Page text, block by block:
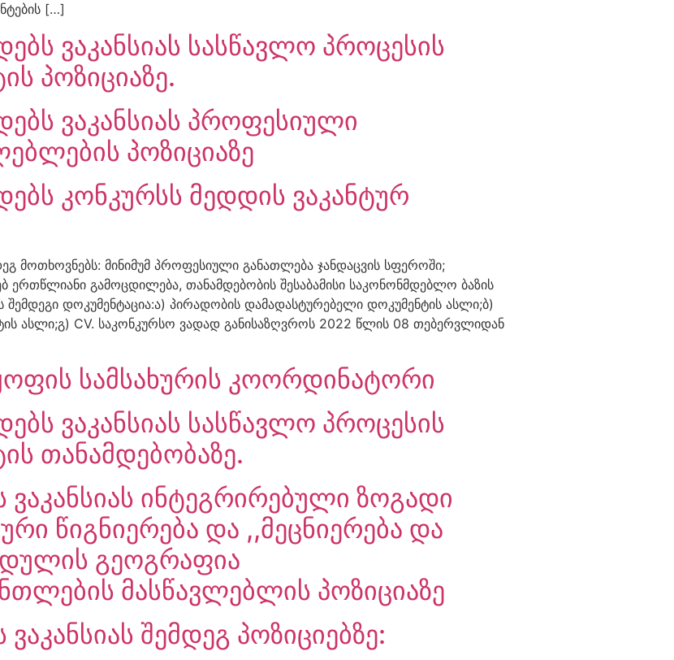
[…]
ვაკანსიას სასწავლო პროცესის
პოზიციაზე.
ვაკანსიას პროფესიული
პოზიციაზე
კონკურსს მედდის ვაკანტურ
მოთხოვნებს: მინიმუმ პროფესიული განათლება ჯანდაცვის სფეროში;
ერთწლიანი გამოცდილება, თანამდებობის შესაბამისი საკონონმდებლო ბაზის
დოკუმენტაცია:ა) პირადობის დამადასტურებელი დოკუმენტის ასლი;ბ)
ასლი;გ) CV. საკონკურსო ვადად განისაზღვროს 2022 წლის 08 თებერვლიდან
სამსახურის კოორდინატორი
ვაკანსიას სასწავლო პროცესის
თანამდებობაზე.
ინტეგრირებული ზოგადი
წიგნიერება და ,,მეცნიერება და
გეოგრაფია
მასწავლებლის პოზიციაზე
შემდეგ პოზიციებზე: